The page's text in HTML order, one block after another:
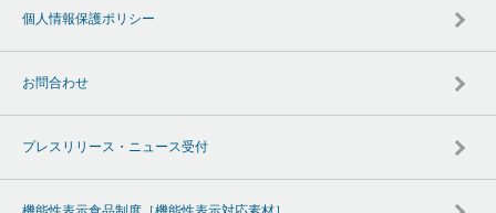
個人情報保護ポリシー
お問合わせ
プレスリリース・ニュース受付